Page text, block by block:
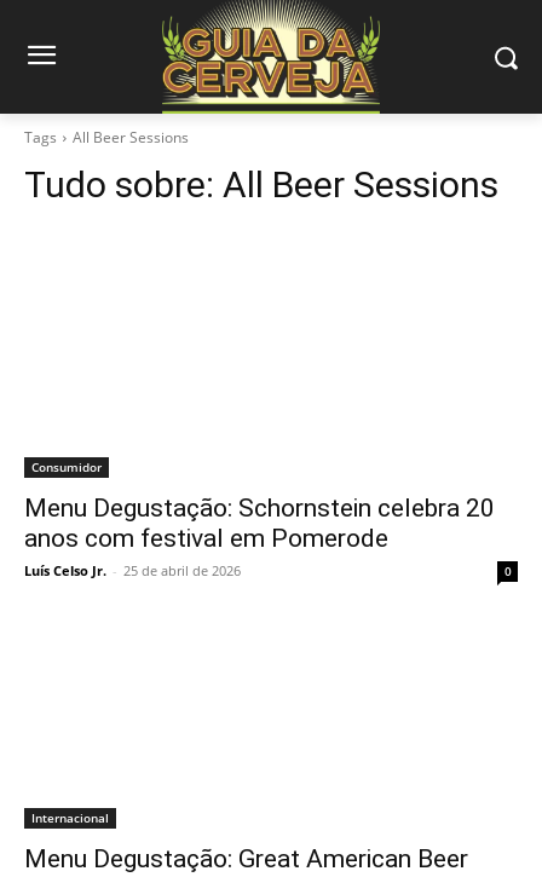
Tags All Beer Sessions
Tudo sobre: All Beer Sessions
Consumidor
Menu Degustação: Schornstein celebra 20
anos com festival em Pomerode
Luís Celso Jr. - 25 de abril de 2026 0
Internacional
Menu Degustação: Great American Beer